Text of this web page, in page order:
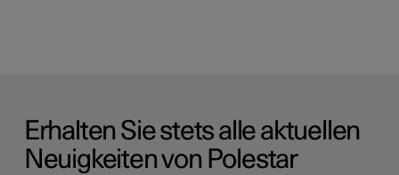
Erhalten Sie stets alle aktuellen
Neuigkeiten von Polestar